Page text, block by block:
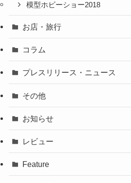
模型ホビーショー2018
お店・旅行
コラム
プレスリリース・ニュース
その他
お知らせ
レビュー
Feature